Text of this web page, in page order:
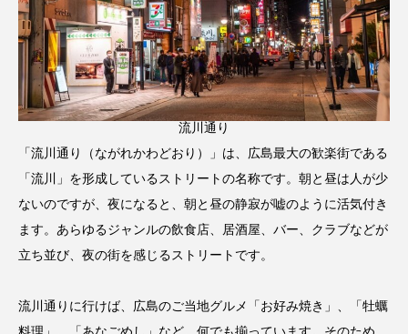
流川通り
「流川通り（ながれかわどおり）」は、広島最大の歓楽街である
「流川」を形成しているストリートの名称です。朝と昼は人が少
ないのですが、夜になると、朝と昼の静寂が嘘のように活気付き
ます。あらゆるジャンルの飲食店、居酒屋、バー、クラブなどが
立ち並び、夜の街を感じるストリートです。
流川通りに行けば、広島のご当地グルメ「お好み焼き」、「牡蠣
料理」、「あなごめし」など、何でも揃っています。そのため、